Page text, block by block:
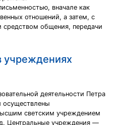
вначале как
отношений, а затем, с
средством общения, передачи
учреждениях
деятельности Петра
осуществлены
светским учреждением
Центральные учреждения —